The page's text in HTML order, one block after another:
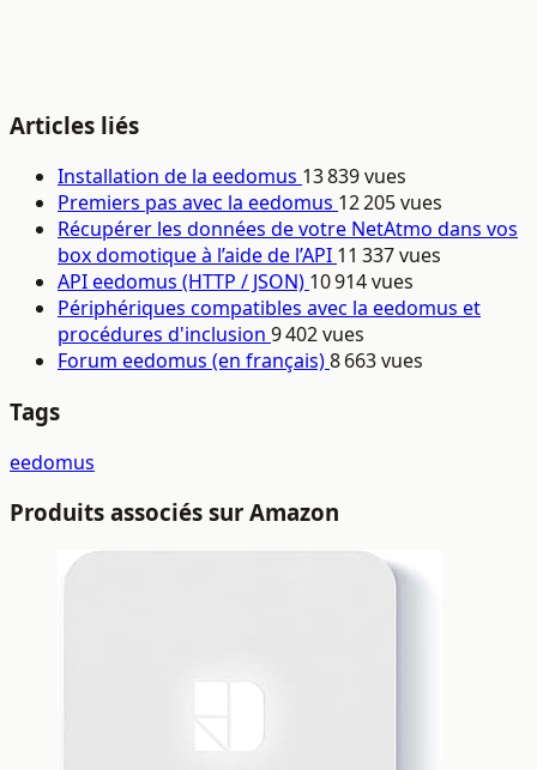
Articles liés
Installation de la eedomus 13 839 vues
Premiers pas avec la eedomus 12 205 vues
Récupérer les données de votre NetAtmo dans vos
box domotique à l’aide de l’API 11 337 vues
API eedomus (HTTP / JSON) 10 914 vues
Périphériques compatibles avec la eedomus et
procédures d'inclusion 9 402 vues
Forum eedomus (en français)8 663 vues
Tags
eedomus
Produits associés sur Amazon